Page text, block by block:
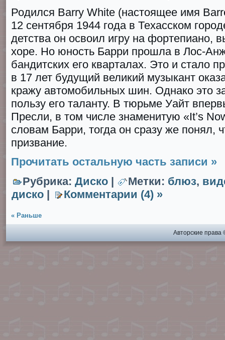
Родился Bаrry Whitе (настоящее имя
12 сентября 1944 года в Техасском
детства он освоил игру на фортепиано,
хоре. Но юность Барри прошла в Лос-
бандитских его кварталах. Это и стало
в 17 лет будущий великий музыкант
кражу автомобильных шин. Однако это
пользу его таланту. В тюрьме Уайт
Пресли, в том числе знаменитую «It’s
словам Барри, тогда он сразу же понял,
призвание.
Прочитать остальную часть записи »
Рубрика: Диско | Метки: блюз,
диско | Комментарии (4) »
« Раньше
Авторские